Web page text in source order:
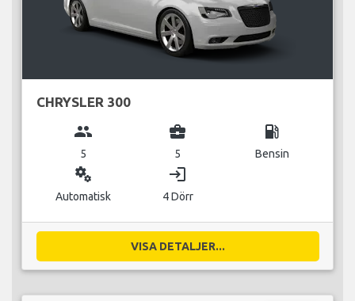
CHRYSLER 300
group
5
business_center
5
local_gas_station
Bensin
miscellaneous_services
Automatisk
login
4 Dörr
VISA DETALJER...